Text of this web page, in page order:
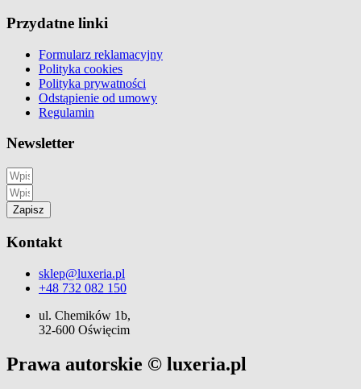
Przydatne linki
Formularz reklamacyjny
Polityka cookies
Polityka prywatności
Odstąpienie od umowy
Regulamin
Newsletter
Zapisz
Kontakt
sklep@luxeria.pl
+48 732 082 150
ul. Chemików 1b,
32-600 Oświęcim
Prawa autorskie © luxeria.pl